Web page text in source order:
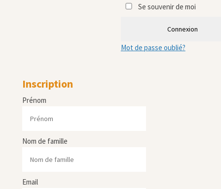
Se souvenir de moi
Connexion
Mot de passe oublié?
Inscription
Prénom
Nom de famille
Email